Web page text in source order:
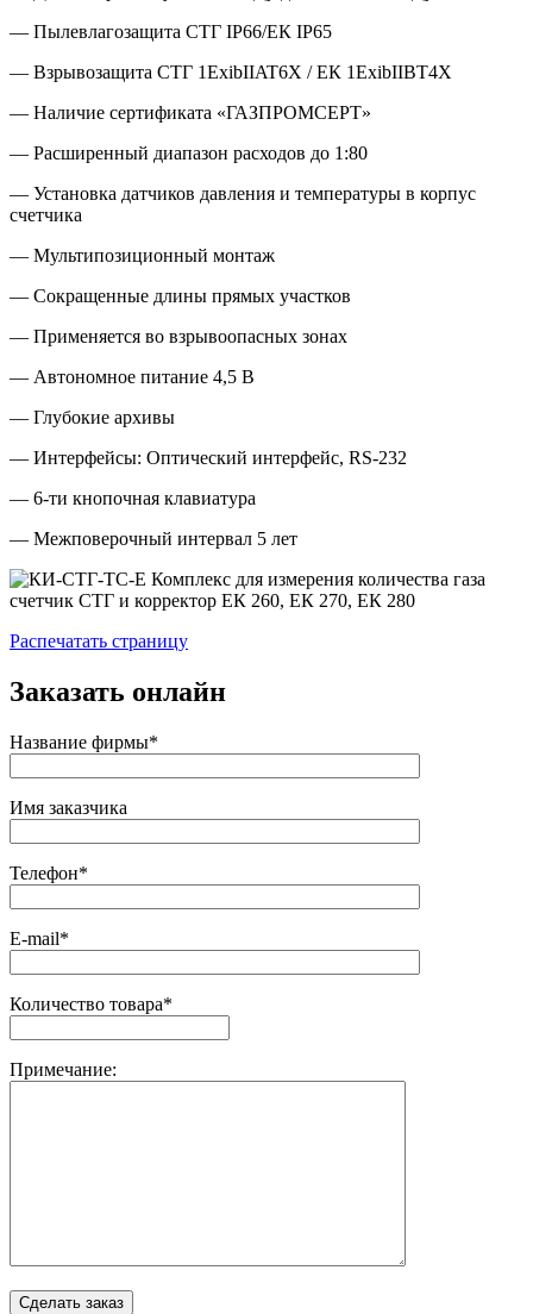
— Пылевлагозащита СТГ IP66/ЕК IP65
— Взрывозащита СТГ 1ЕхibIIAT6X / ЕК 1ExibIIВT4Х
— Наличие сертификата «ГАЗПРОМСЕРТ»
— Расширенный диапазон расходов до 1:80
— Установка датчиков давления и температуры в корпус
счетчика
— Мультипозиционный монтаж
— Сокращенные длины прямых участков
— Применяется во взрывоопасных зонах
— Автономное питание 4,5 В
— Глубокие архивы
— Интерфейсы: Оптический интерфейс, RS-232
— 6-ти кнопочная клавиатура
— Межповерочный интервал 5 лет
Распечатать страницу
Заказать онлайн
Название фирмы*
Имя заказчика
Телефон*
E-mail*
Количество товара*
Примечание: